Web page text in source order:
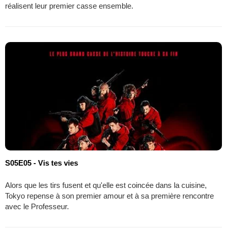
réalisent leur premier casse ensemble.
S05E05 - Vis tes vies
Alors que les tirs fusent et qu'elle est coincée dans la cuisine,
Tokyo repense à son premier amour et à sa première rencontre
avec le Professeur.